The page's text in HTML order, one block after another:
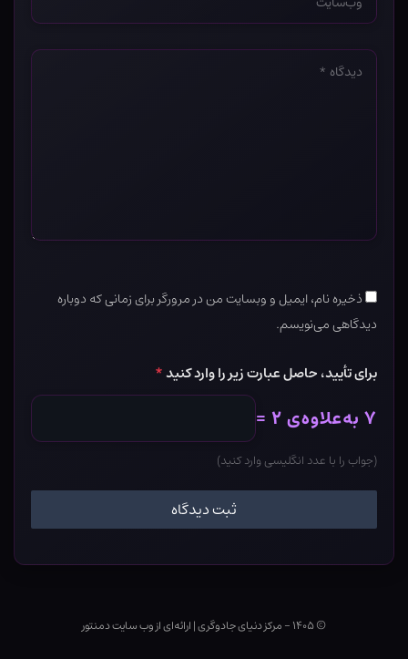
*
دیدگاه
ذخیره نام، ایمیل و وبسایت من در مرورگر برای زمانی که دوباره
دیدگاهی می‌نویسم.
برای تأیید، حاصل عبارت زیر را وارد کنید*
۷ به‌علاوه‌ی ۲ =
(جواب را با عدد انگلیسی وارد کنید)
© ۱۴۰۵ - مرکز دنیای جادوگری |ارائه‌ای از وب ‌سایت دمنتور